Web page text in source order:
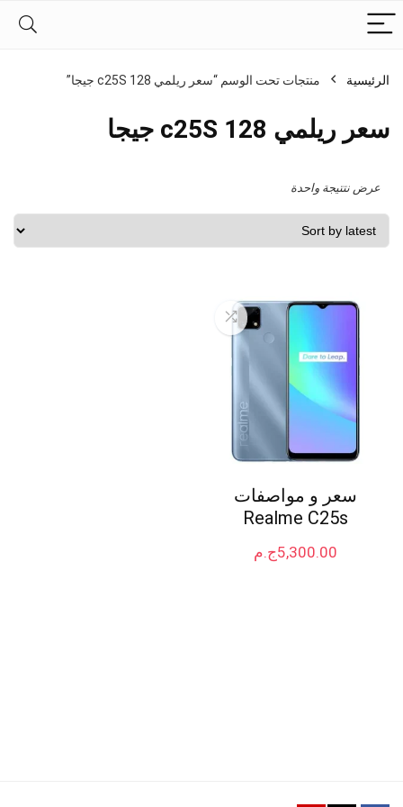
الرئيسية منتجات تحت الوسم “سعر ريلمي c25S 128 جيجا”
سعر ريلمي c25S 128 جيجا
عرض نتتيجة واحدة
سعر و مواصفات
Realme C25s
ج.م5,300.00